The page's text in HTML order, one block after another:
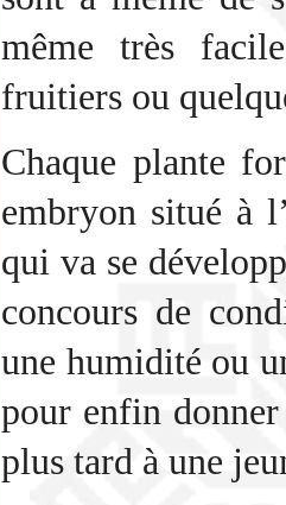
même très
fruitiers ou
Chaque plante
embryon situé à
qui va se
concours de
une humidité ou
pour enfin
plus tard à une